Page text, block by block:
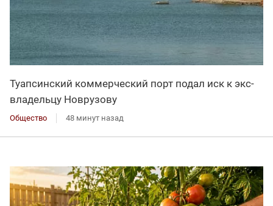
Туапсинский коммерческий порт подал иск к экс-
владельцу Новрузову
Общество 48 минут назад